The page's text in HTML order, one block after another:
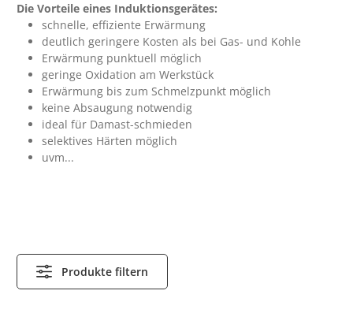
Die Vorteile eines Induktionsgerätes:
schnelle, effiziente Erwärmung
deutlich geringere Kosten als bei Gas- und Kohle
Erwärmung punktuell möglich
geringe Oxidation am Werkstück
Erwärmung bis zum Schmelzpunkt möglich
keine Absaugung notwendig
ideal für Damast-schmieden
selektives Härten möglich
uvm...
Produkte filtern